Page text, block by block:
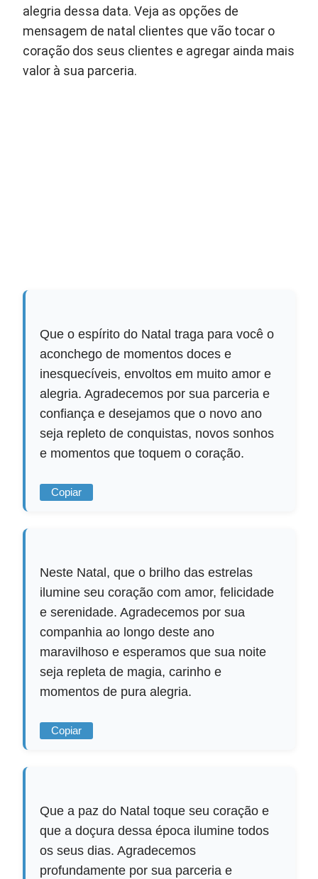
alegria dessa data. Veja as opções de
mensagem de natal clientes que vão tocar o
coração dos seus clientes e agregar ainda mais
valor à sua parceria.
Que o espírito do Natal traga para você o
aconchego de momentos doces e
inesquecíveis, envoltos em muito amor e
alegria. Agradecemos por sua parceria e
confiança e desejamos que o novo ano
seja repleto de conquistas, novos sonhos
e momentos que toquem o coração.
Copiar
Neste Natal, que o brilho das estrelas
ilumine seu coração com amor, felicidade
e serenidade. Agradecemos por sua
companhia ao longo deste ano
maravilhoso e esperamos que sua noite
seja repleta de magia, carinho e
momentos de pura alegria.
Copiar
Que a paz do Natal toque seu coração e
que a doçura dessa época ilumine todos
os seus dias. Agradecemos
profundamente por sua parceria e